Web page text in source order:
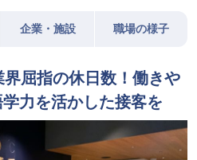
企業・施設 職場の様子
屈指の休日数！働きや
力を活かした接客を